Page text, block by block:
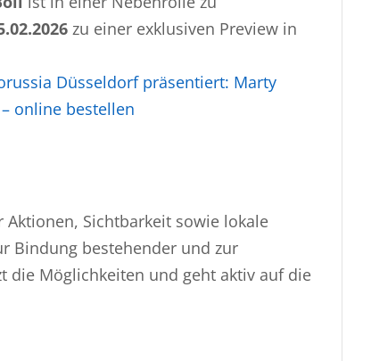
zu einer exklusiven Preview in
Düsseldorf präsentiert: Marty
online bestellen
Sichtbarkeit sowie lokale
Bindung bestehender und zur
die Möglichkeiten und geht aktiv auf die